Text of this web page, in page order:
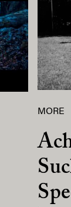
MORE